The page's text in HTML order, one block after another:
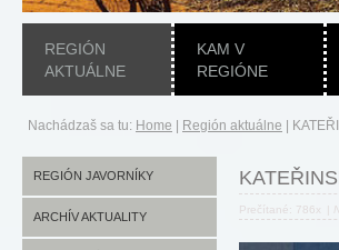
REGIÓN
AKTUÁLNE
KAM V
REGIÓNE
Nachádzaš sa tu: Home Región aktuálne
REGIÓN JAVORNÍKY
ARCHÍV AKTUALITY
Prečítané: 786x